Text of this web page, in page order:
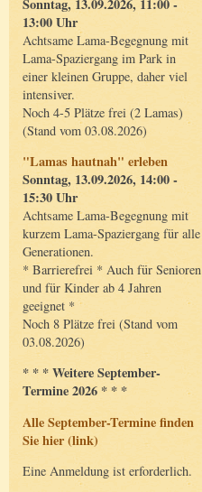
13:00 Uhr
Achtsame Lama-Begegnung mit
Lama-Spaziergang im Park in
einer kleinen Gruppe, daher viel
intensiver.
Noch 4-5 Plätze frei (2 Lamas)
(Stand vom 03.08.2026)
"Lamas hautnah" erleben
Sonntag, 13.09.2026, 14:00 -
15:30 Uhr
Achtsame Lama-Begegnung mit
kurzem Lama-Spaziergang für alle
Generationen.
* Barrierefrei * Auch für Senioren
und für Kinder ab 4 Jahren
geeignet *
Noch 8 Plätze frei (Stand vom
03.08.2026)
* * * Weitere September-
Termine 2026 * * *
Alle September-Termine finden
Sie hier (link)
Eine Anmeldung ist erforderlich.